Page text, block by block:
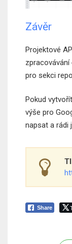
Závěr
Projektové
zpracovávání
pro sekci
Pokud
výše pro
napsat a rádi
Share